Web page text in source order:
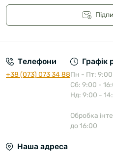
Телефони
+38 (073) 073 34 88
Графік
Пн - Пт:
Сб: 9:00 -
Нд: 9:00 -
Обробка
до 16:00
Наша адреса